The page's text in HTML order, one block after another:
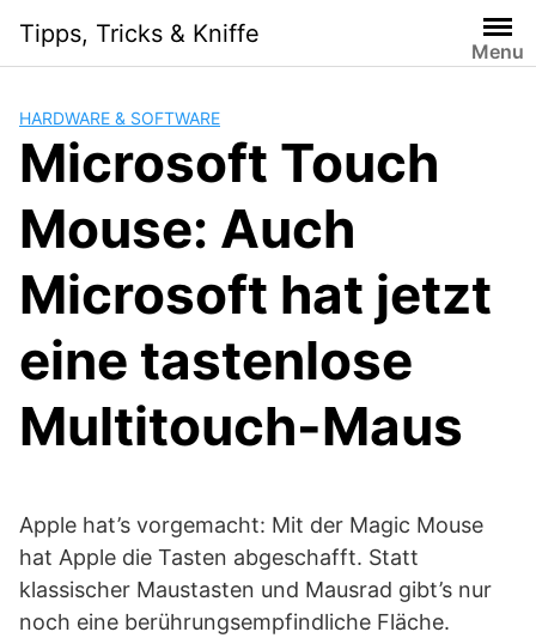
content
Tipps, Tricks & Kniffe
Menu
HARDWARE & SOFTWARE
Microsoft Touch
Mouse: Auch
Microsoft hat jetzt
eine tastenlose
Multitouch-Maus
Apple hat’s vorgemacht: Mit der Magic Mouse
hat Apple die Tasten abgeschafft. Statt
klassischer Maustasten und Mausrad gibt’s nur
noch eine berührungsempfindliche Fläche.